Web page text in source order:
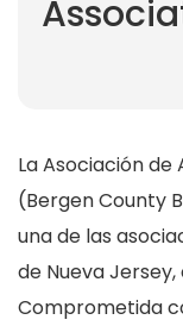
La Asociación
(Bergen County
una de las
de Nueva
Comprometida